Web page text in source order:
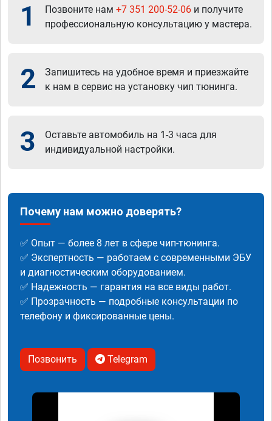
1 Позвоните нам +7 351 200-52-06 и получите
профессиональную консультацию у мастера.
2
Запишитесь на удобное время и приезжайте
к нам в сервис на установку чип тюнинга.
3
Оставьте автомобиль на 1-3 часа для
индивидуальной настройки.
Почему нам можно доверять?
✅ Опыт — более 8 лет в сфере чип-тюнинга.
✅ Экспертность — работаем с современными ЭБУ
и диагностическим оборудованием.
✅ Надежность — гарантия на все виды работ.
✅ Прозрачность — подробные консультации по
телефону и фиксированные цены.
Позвонить Telegram